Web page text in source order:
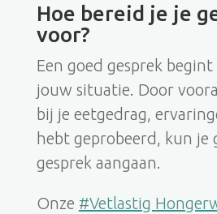
Hoe bereid je je
voor?
Een goed gesprek
jouw situatie. Door
bij je eetgedrag,
hebt geprobeerd, kun je
gesprek aangaan.
Onze #Vetlastig